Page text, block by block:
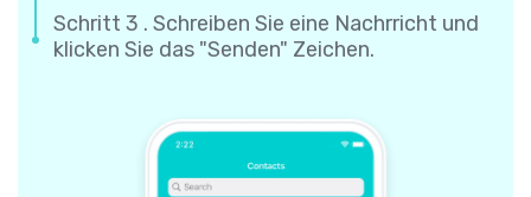
Schritt 3 . Schreiben Sie eine Nachrricht und
klicken Sie das "Senden" Zeichen.